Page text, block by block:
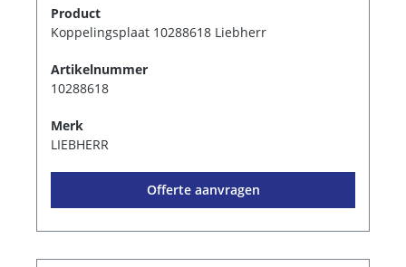
Product
Koppelingsplaat 10288618 Liebherr
Artikelnummer
10288618
Merk
LIEBHERR
Offerte aanvragen